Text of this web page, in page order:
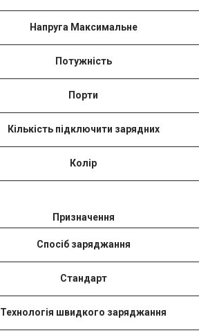
Напруга Максимальне
Потужність
Порти
Кількість підключити зарядних
Колір
Призначення
Спосіб заряджання
Стандарт
Технологія швидкого заряджання